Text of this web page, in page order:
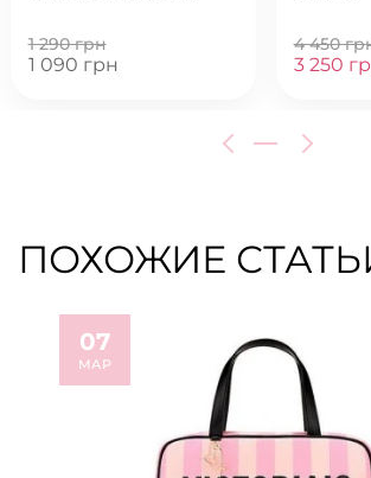
1 290 грн
1 090 грн
4 450
3 250
ПОХОЖИЕ
07
МАР